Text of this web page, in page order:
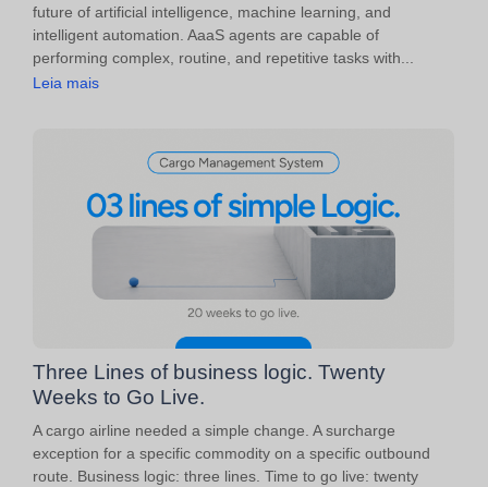
future of artificial intelligence, machine learning, and
intelligent automation. AaaS agents are capable of
performing complex, routine, and repetitive tasks with...
Leia mais
Three Lines of business logic. Twenty
Weeks to Go Live.
A cargo airline needed a simple change. A surcharge
exception for a specific commodity on a specific outbound
route. Business logic: three lines. Time to go live: twenty